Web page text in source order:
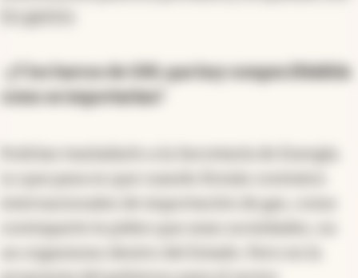
los gastos
-¿Y los barcos de GNL que hoy compra ENARSA
como se importarían?